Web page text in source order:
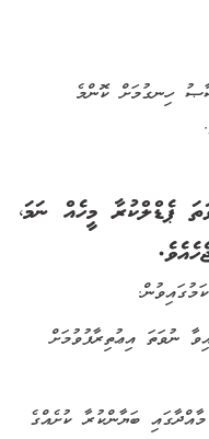
ހިނގުމަށް ކޮންމެ
ޕެޑްލްކުރާ މީހެއް ނަމަ،
ނުވަތަ އިޢުތިރާފުވުމަށް
ޤާނޫނުގެ 36 ވަނަ މާއްދާގައި ބަޔާންކުރާ ކުށެއްގެ